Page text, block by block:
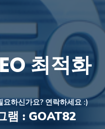
최적화
요하신가요? 연락하세요 :)
램 : GOAT82